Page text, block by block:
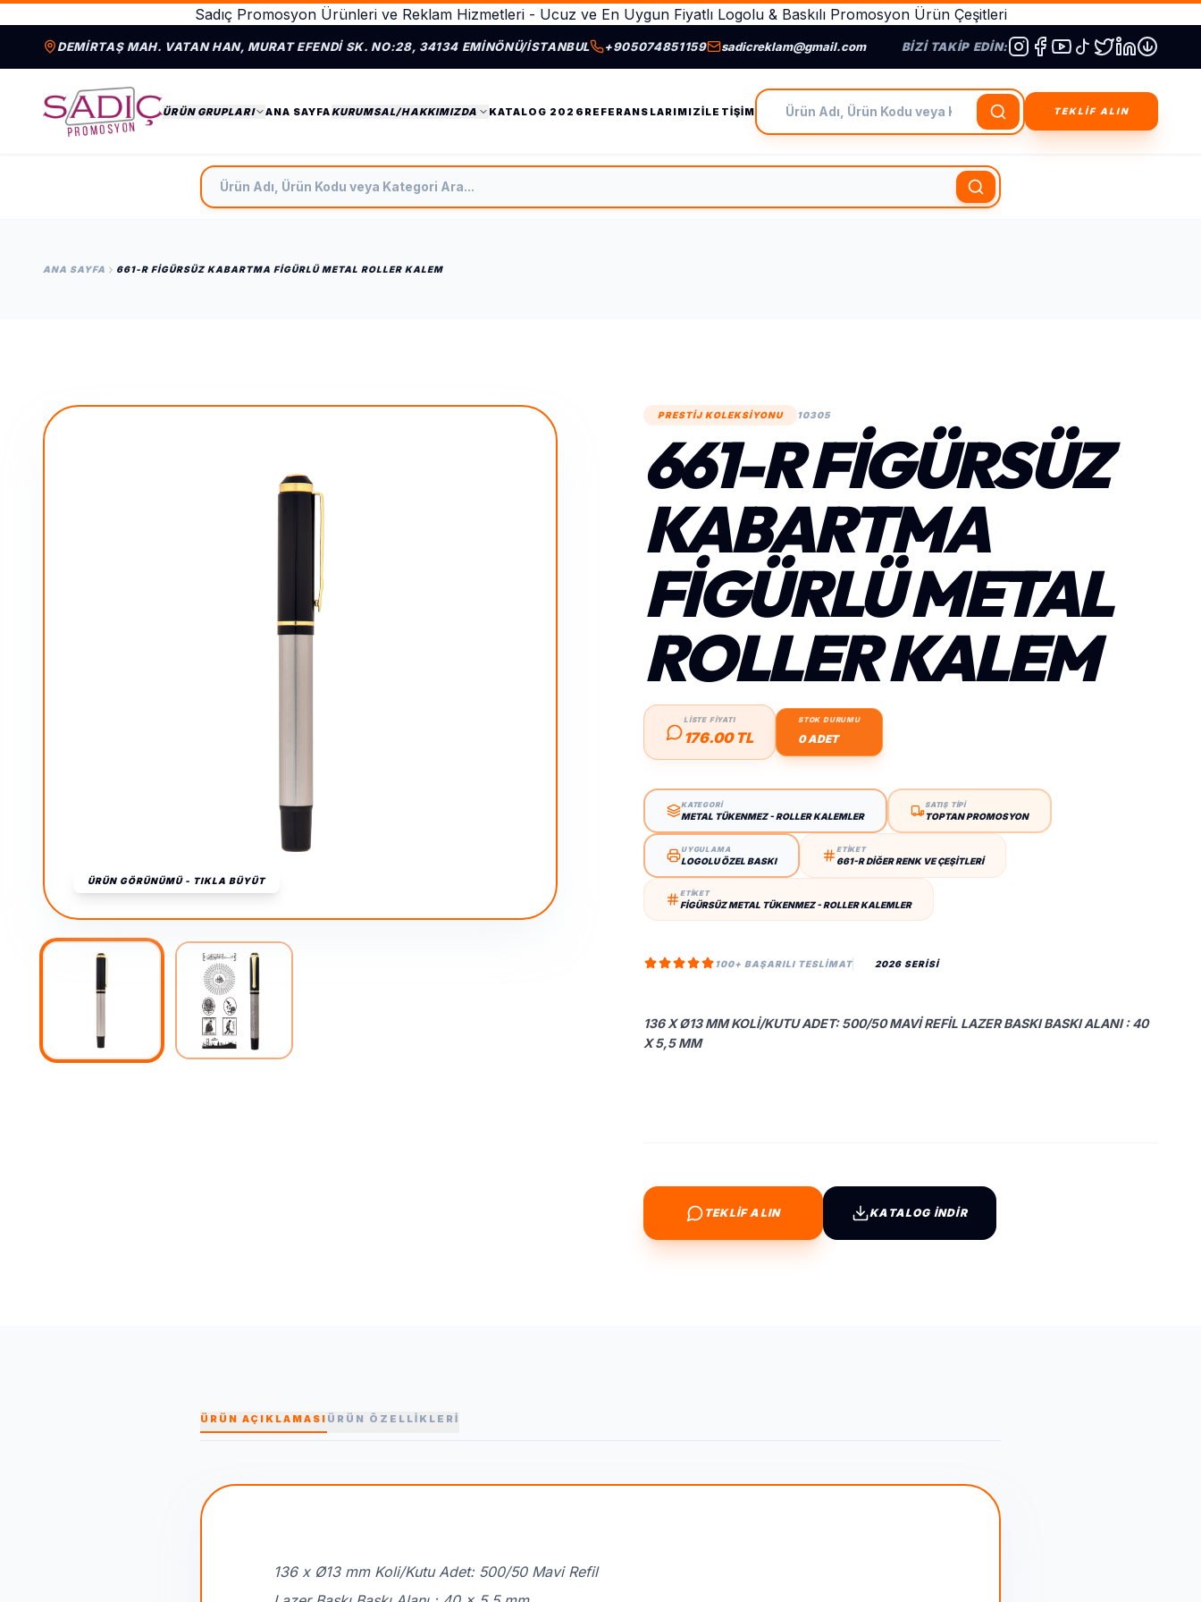
Sadıç Promosyon Ürünleri ve Reklam Hizmetleri - Ucuz ve En Uygun Fiyatlı Logolu & Baskılı Promosyon Ürün Çeşitleri
DEMIRTAŞ MAH. VATAN HAN, MURAT EFENDI SK. NO:28, 34134 EMINÖNÜ/İSTANBUL +905074851159 sadicreklam@gmail.com BIZI TAKIP EDIN:
ÜRÜN GRUPLARI ANA SAYFAKURUMSAL/HAKKIMIZDA KATALOG 2026 REFERANSLARIMIZİLETIŞIM
Ürün Adı, Ürün Kodu veya Kategori Ara
TEKLİF ALIN
Ürün Adı, Ürün Kodu veya Kategori Ara
ANA SAYFA 661-R FIGÜRSÜZ KABARTMA FIGÜRLÜ METAL ROLLER KALEM
ÜRÜN GÖRÜNÜMÜ - TIKLA BÜYÜT
PRESTİJ KOLEKSİYONU 10305
661-R FIGÜRSÜZ
KABARTMA
FIGÜRLÜ METAL
ROLLER KALEM
LİSTE FİYATI
176.00 TL
STOK DURUMU
0 ADET
KATEGORİ
METAL TÜKENMEZ - ROLLER KALEMLER
SATIŞ TİPİ
TOPTAN PROMOSYON
UYGULAMA
LOGOLU ÖZEL BASKI
ETİKET
661-R DIĞER RENK VE ÇEŞITLERI
ETİKET
FIGÜRSÜZ METAL TÜKENMEZ - ROLLER KALEMLER
100+ BAŞARILI TESLIMAT 2026 SERİSİ
136 X Ø13 MM KOLI/KUTU ADET: 500/50 MAVI REFIL LAZER BASKI BASKI ALANI : 40
X 5,5 MM
TEKLİF ALIN KATALOG İNDİR
ÜRÜN AÇIKLAMASI ÜRÜN ÖZELLİKLERİ
136 x Ø13 mm Koli/Kutu Adet: 500/50 Mavi Refil